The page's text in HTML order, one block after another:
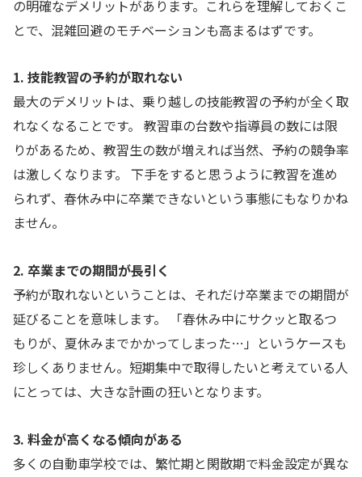
の明確なデメリットがあります。これらを理解しておくこ
とで、混雑回避のモチベーションも高まるはずです。
1. 技能教習の予約が取れない
最大のデメリットは、乗り越しの技能教習の予約が全く取
れなくなることです。 教習車の台数や指導員の数には限
りがあるため、教習生の数が増えれば当然、予約の競争率
は激しくなります。 下手をすると思うように教習を進め
られず、春休み中に卒業できないという事態にもなりかね
ません。
2. 卒業までの期間が長引く
予約が取れないということは、それだけ卒業までの期間が
延びることを意味します。 「春休み中にサクッと取るつ
もりが、夏休みまでかかってしまった…」というケースも
珍しくありません。短期集中で取得したいと考えている人
にとっては、大きな計画の狂いとなります。
3. 料金が高くなる傾向がある
多くの自動車学校では、繁忙期と閑散期で料金設定が異な